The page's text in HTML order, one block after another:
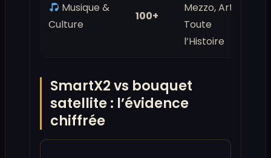
Musique &
Culture
100+
Mezzo, Arte,
Toute
l’Histoire
SmartX2 vs bouquet
satellite : l’évidence
chiffrée